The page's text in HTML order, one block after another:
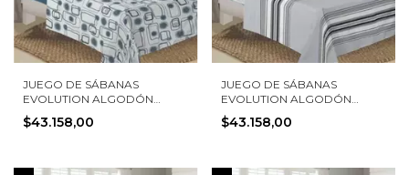
JUEGO DE SÁBANAS
EVOLUTION ALGODÓN
PERCAL 150 HILOS NARNIA
$43.158,00
JUEGO DE SÁBANAS
EVOLUTION ALGODÓN
PERCAL 150 HILOS TÁMESIS
$43.158,00